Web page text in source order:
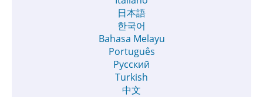
日本語
한국어
Bahasa Melayu
Português
Русский
Turkish
中文